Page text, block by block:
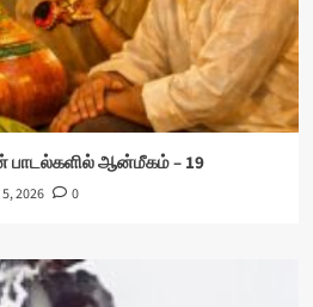
ஆன்மீகம் – 19
2026 0